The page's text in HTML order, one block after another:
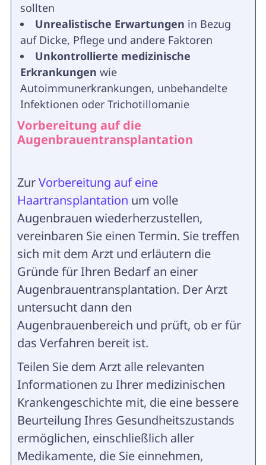
sollten
Unrealistische Erwartungen in Bezug
auf Dicke, Pflege und andere Faktoren
Unkontrollierte medizinische
Erkrankungen wie
Autoimmunerkrankungen, unbehandelte
Infektionen oder Trichotillomanie
Vorbereitung auf die
Augenbrauentransplantation
ZurVorbereitung auf eine
Haartransplantation um volle
Augenbrauen wiederherzustellen,
vereinbaren Sie einen Termin. Sie treffen
sich mit dem Arzt und erläutern die
Gründe für Ihren Bedarf an einer
Augenbrauentransplantation. Der Arzt
untersucht dann den
Augenbrauenbereich und prüft, ob er für
das Verfahren bereit ist.
Teilen Sie dem Arzt alle relevanten
Informationen zu Ihrer medizinischen
Krankengeschichte mit, die eine bessere
Beurteilung Ihres Gesundheitszustands
ermöglichen, einschließlich aller
Medikamente, die Sie einnehmen,